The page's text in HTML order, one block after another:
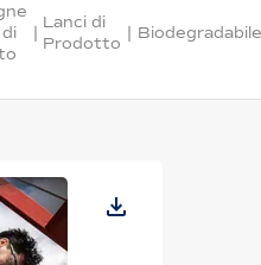
|
Lanci di
Prodotto
| Biodegradabile